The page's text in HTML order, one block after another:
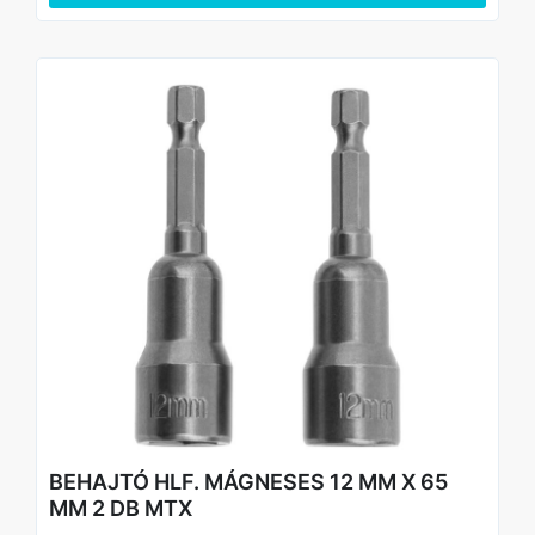
Kényelmes csomagolás - a készlet 2 mellékletet tartalmaz,
BEHAJTÓ HLF. MÁGNESES 12 MM X 65
MM 2 DB MTX